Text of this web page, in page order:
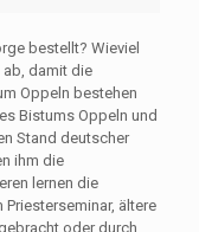
bestellt? Wieviel
ab, damit die
Oppeln bestehen
Bistums Oppeln und
Stand deutscher
ihm die
lernen die
ältere
oder durch